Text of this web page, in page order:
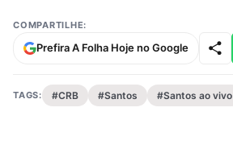
COMPARTILHE:
Prefira A Folha Hoje no Google
TAGS: #CRB #Santos #Santos ao vivo